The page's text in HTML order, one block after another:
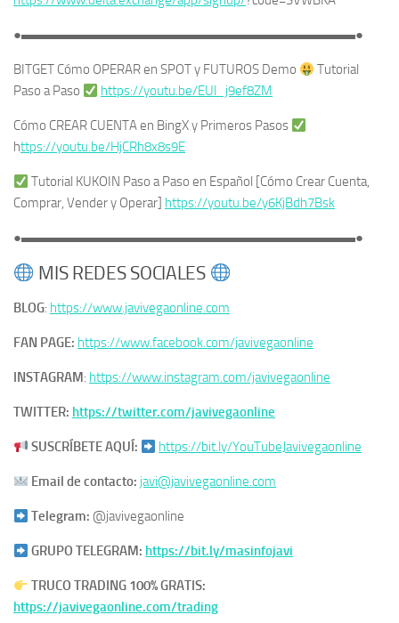
●▬▬▬▬▬▬▬▬▬▬▬▬▬▬▬▬▬▬▬▬▬▬▬▬▬●
BITGET Cómo OPERAR en SPOT y FUTUROS Demo ​
​ Tutorial
Paso a Paso
https://youtu.be/EUl_j9ef8ZM
Cómo CREAR CUENTA en BingX y Primeros Pasos
https://youtu.be/HjCRh8x8s9E
Tutorial KUKOIN Paso a Paso en Español [Cómo Crear Cuenta,
Comprar, Vender y Operar] https://youtu.be/y6KjBdh7Bsk
●▬▬▬▬▬▬▬▬▬▬▬▬▬▬▬▬▬▬▬▬▬▬▬▬▬●
MIS REDES SOCIALES
BLOG: https://www.javivegaonline.com
FAN PAGE: https://www.facebook.com/javivegaonline
INSTAGRAM: https://www.instagram.com/javivegaonline
TWITTER: https://twitter.com/javivegaonline
SUSCRÍBETE AQUÍ: https://bit.ly/YouTubeJavivegaonline
Email de contacto: javi@javivegaonline.com
Telegram:@javivegaonline
GRUPO TELEGRAM: https://bit.ly/masinfojavi
TRUCO TRADING 100% GRATIS:
https://javivegaonline.com/trading